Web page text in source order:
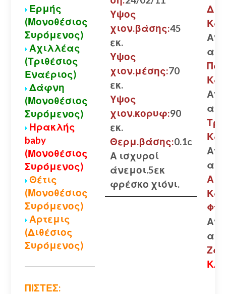
Ερμής
(Μονοθέσιος
Συρόμενος)
Αχιλλέας
(Τριθέσιος
Εναέριος)
Δάφνη
(Μονοθέσιος
Συρόμενος)
Ηρακλής
baby
(Μονοθέσιος
Συρόμενος)
Θέτις
(Μονοθέσιος
Συρόμενος)
Αρτεμις
(Διθέσιος
Συρόμενος)
ΠΙΣΤΕΣ:
Υψος
χιον.βάσης:45
εκ.
Υψος
χιον.μέσης:70
εκ.
Υψος
χιον.κορυφ:90
εκ.
Θερμ.βάσης:0.1c
Α ισχυροί
άνεμοι.5εκ
φρέσκο χιόνι.